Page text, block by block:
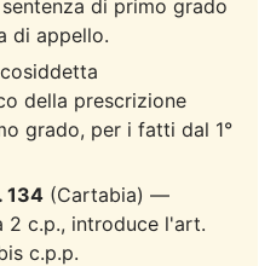
di primo grado
di appello.
della prescrizione
grado, per i fatti dal 1°
134 (Cartabia) —
2 c.p., introduce l'art.
c.p.p.